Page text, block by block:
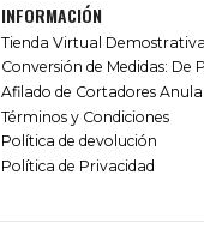
INFORMACIÓN
Tienda Virtual Demostrativa
Conversión de Medidas: De
Afilado de Cortadores
Términos y Condiciones
Política de devolución
Política de Privacidad